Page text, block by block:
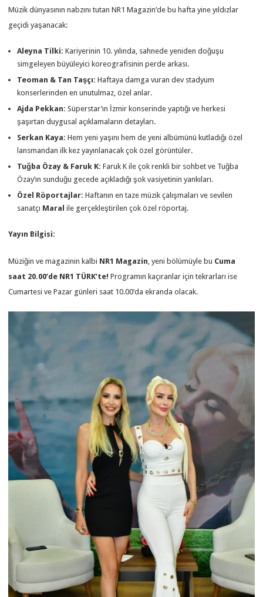
Müzik dünyasının nabzını tutan NR1 Magazin’de bu hafta yine yıldızlar
geçidi yaşanacak:
Aleyna Tilki: Kariyerinin 10. yılında, sahnede yeniden doğuşu
simgeleyen büyüleyici koreografisinin perde arkası.
Teoman & Tan Taşçı: Haftaya damga vuran dev stadyum
konserlerinden en unutulmaz, özel anlar.
Ajda Pekkan: Süperstar’ın İzmir konserinde yaptığı ve herkesi
şaşırtan duygusal açıklamaların detayları.
Serkan Kaya: Hem yeni yaşını hem de yeni albümünü kutladığı özel
lansmandan ilk kez yayınlanacak çok özel görüntüler.
Tuğba Özay & Faruk K: Faruk K ile çok renkli bir sohbet ve Tuğba
Özay’ın sunduğu gecede açıkladığı şok vasiyetinin yankıları.
Özel Röportajlar: Haftanın en taze müzik çalışmaları ve sevilen
sanatçı Maral ile gerçekleştirilen çok özel röportaj.
Yayın Bilgisi:
Müziğin ve magazinin kalbi NR1 Magazin, yeni bölümüyle bu Cuma
saat 20.00’de NR1 TÜRK’te! Programın kaçıranlar için tekrarları ise
Cumartesi ve Pazar günleri saat 10.00’da ekranda olacak.